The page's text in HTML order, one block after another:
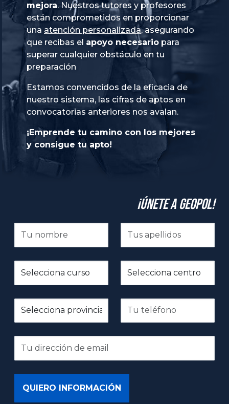
mejora. Nuestros tutores y profesores
están comprometidos en proporcionar
una atención personalizada, asegurando
que recibas el apoyo necesario para
superar cualquier obstáculo en tu
preparación
Estamos convencidos de la eficacia de
nuestro sistema, las cifras de aptos en
convocatorias anteriores nos avalan.
¡Emprende tu camino con los mejores
y consigue tu apto!
¡Únete a GeoPol!